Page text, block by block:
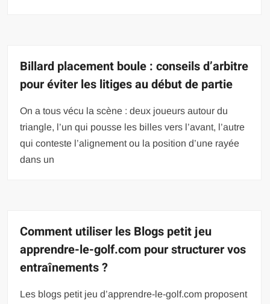
Billard placement boule : conseils d’arbitre
pour éviter les litiges au début de partie
On a tous vécu la scène : deux joueurs autour du
triangle, l’un qui pousse les billes vers l’avant, l’autre
qui conteste l’alignement ou la position d’une rayée
dans un
Comment utiliser les Blogs petit jeu
apprendre-le-golf.com pour structurer vos
entraînements ?
Les blogs petit jeu d’apprendre-le-golf.com proposent